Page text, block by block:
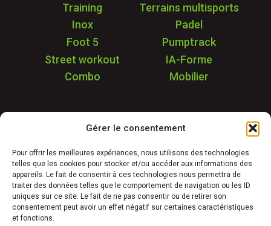
Gérer le consentement
Pour offrir les meilleures expériences, nous utilisons des technologies
telles que les cookies pour stocker et/ou accéder aux informations des
appareils. Le fait de consentir à ces technologies nous permettra de
traiter des données telles que le comportement de navigation ou les ID
uniques sur ce site. Le fait de ne pas consentir ou de retirer son
consentement peut avoir un effet négatif sur certaines caractéristiques
et fonctions.
Training
Terrains multisports
Inox
Padel
Foot 5
Pumptrack
Street workout
IA-Forme
Combo
Mobilier
Garantie & SAV
Déstockage
Réalisations
FAQ
Blog
Contact